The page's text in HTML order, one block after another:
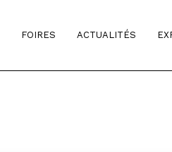
FOIRES ACTUALITÉS